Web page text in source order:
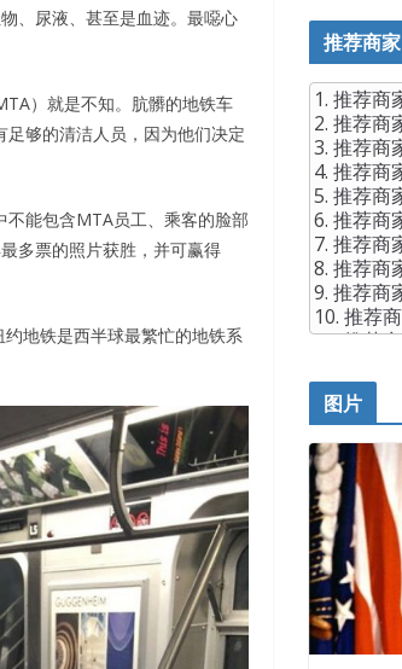
、尿液、甚至是血迹。最噁心
）就是不知。肮髒的地铁车
够的清洁人员，因为他们决定
能包含MTA员工、乘客的脸部
多票的照片获胜，并可赢得
地铁是西半球最繁忙的地铁系
推荐商家
图片